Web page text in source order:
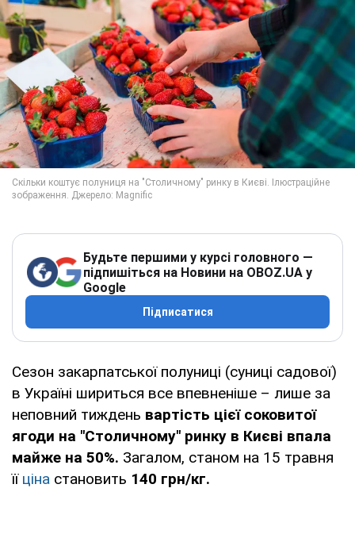
Будьте першими у курсі головного —
підпишіться на Новини на OBOZ.UA у
Google
Підписатися
Сезон закарпатської полуниці (суниці садової)
в Україні шириться все впевненіше – лише за
неповний тиждень вартість цієї соковитої
ягоди на "Столичному" ринку в Києві впала
майже на 50%. Загалом, станом на 15 травня
її ціна становить 140 грн/кг.